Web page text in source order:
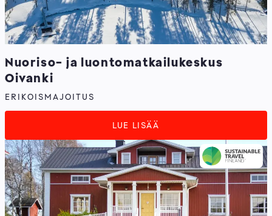
Nuoriso- ja luontomatkailukeskus
Oivanki
ERIKOISMAJOITUS
LUE LISÄÄ